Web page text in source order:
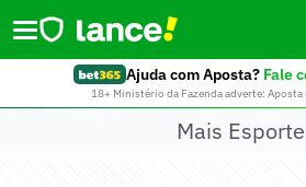
Ajuda com Aposta? Fale
18+ Ministério da Fazenda adverte:
Mais